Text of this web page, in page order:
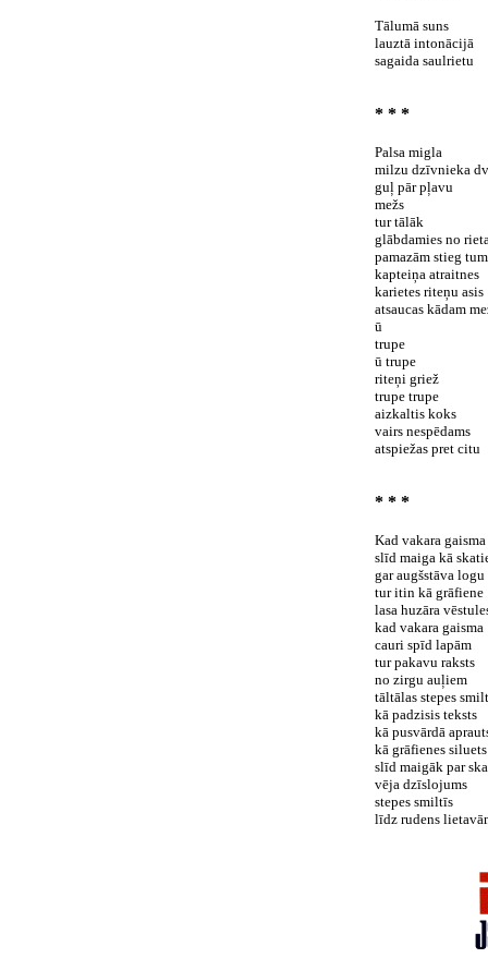
Tālumā suns
lauztā intonācijā
sagaida saulrietu
* * *
Palsa migla
milzu dzīvnieka
guļ pār pļavu
mežs
tur tālāk
glābdamies no
pamazām stieg
kapteiņa atraitnes
karietes riteņu asis
atsaucas kādam
ū
trupe
ū trupe
riteņi griež
trupe trupe
aizkaltis koks
vairs nespēdams
atspiežas pret citu
* * *
Kad vakara gaisma
slīd maiga kā
gar augšstāva logu
tur itin kā grāfiene
lasa huzāra
kad vakara gaisma
cauri spīd lapām
tur pakavu raksts
no zirgu auļiem
tāltālas stepes
kā padzisis teksts
kā pusvārdā
kā grāfienes siluets
slīd maigāk par
vēja dzīslojums
stepes smiltīs
līdz rudens